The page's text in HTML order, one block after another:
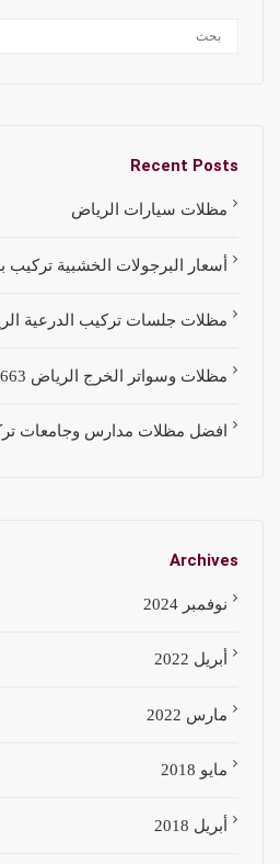
Recent Posts
مظلات سيارات الرياض
أسعار البرجولات الخشبية تركيب
مظلات جلسات تركيب الدرعية
مظلات وسواتر الخرج الرياض 0531997663
افضل مظلات مدارس وجامعات
Archives
نوفمبر 2024
أبريل 2022
مارس 2022
مايو 2018
أبريل 2018